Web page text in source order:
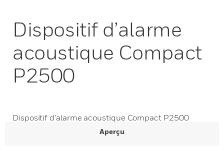
Dispositif d’alarme
acoustique Compact
P2500
Dispositif d’alarme acoustique Compact P2500
Aperçu